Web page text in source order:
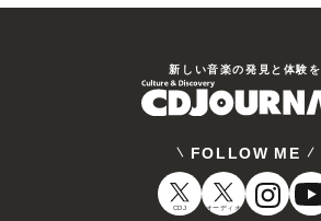
新しい⾳楽の発⾒と体験を
FOLLOW ME
CDJ オーディオ